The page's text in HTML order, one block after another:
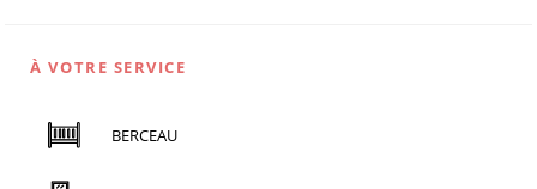
À VOTRE SERVICE
BERCEAU